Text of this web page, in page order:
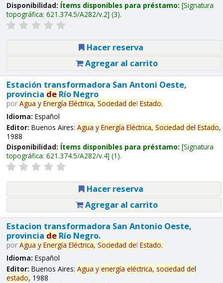
Disponibilidad: Ítems disponibles para préstamo: Signatura
topográfica: 621.374.5/A282/v.2 (3).
Hacer reserva
Agregar al carrito
Estación transformadora San Antoni Oeste,
provincia deRío Negro
por Agua y Energía Eléctrica, Sociedad del Estado.
Idioma: Español
Editor: Buenos Aires: Agua y Energía Eléctrica, Sociedad del Estado,
1988
Disponibilidad: Ítems disponibles para préstamo: Signatura
topográfica: 621.374.5/A282/v.4 (1).
Hacer reserva
Agregar al carrito
Estacion transformadora San Antonio Oeste,
provincia deRío Negro.
por Agua y Energía Eléctrica, Sociedad del Estado.
Idioma: Español
Editor: Buenos Aires: Agua y energía eléctrica, sociedad del
estado, 1988